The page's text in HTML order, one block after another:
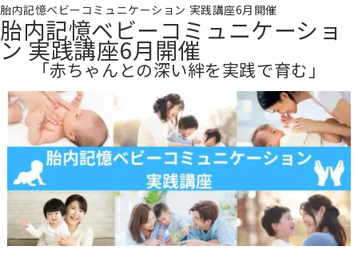
胎内記憶ベビーコミュニケーション 実践講座6月開催
胎内記憶ベビーコミュニケーショ
ン 実践講座6月開催
「赤ちゃんとの深い絆を実践で育む」